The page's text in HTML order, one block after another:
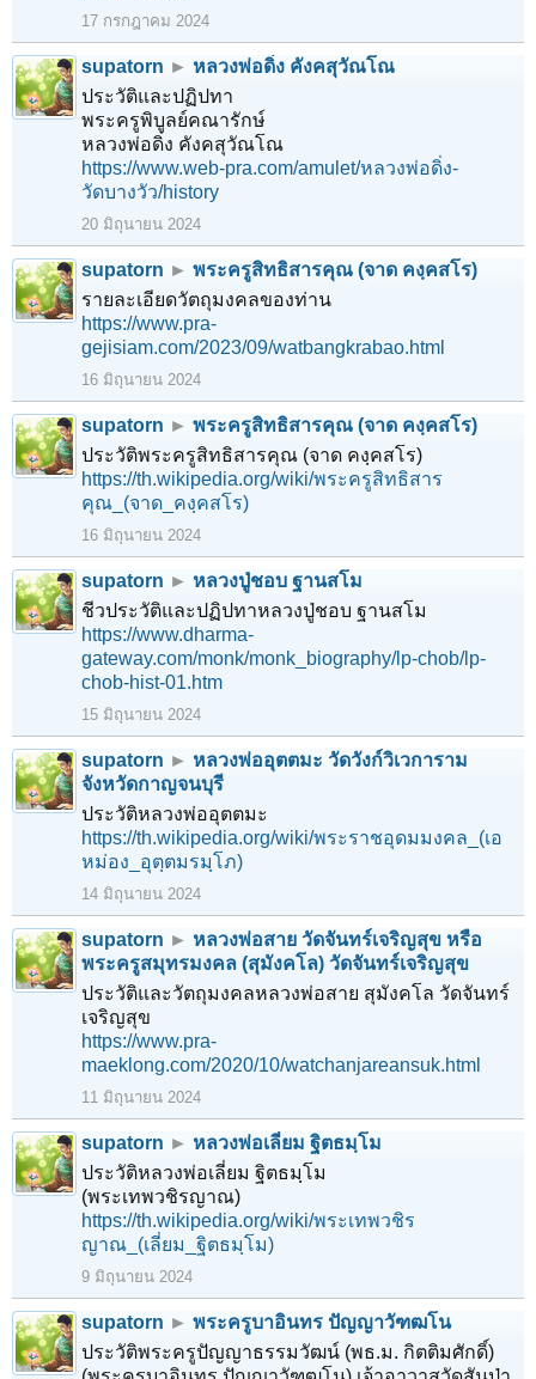
17 กรกฎาคม 2024
supatorn ► หลวงพ่อดิ่ง คังคสุวัณโณ
ประวัติและปฏิปทา
พระครูพิบูลย์คณารักษ์
หลวงพ่อดิ่ง คังคสุวัณโณ
https://www.web-pra.com/amulet/หลวงพ่อดิ่ง-
วัดบางวัว/history
20 มิถุนายน 2024
supatorn ► พระครูสิทธิสารคุณ (จาด คงฺคสโร)
รายละเอียดวัตถุมงคลของท่าน
https://www.pra-
gejisiam.com/2023/09/watbangkrabao.html
16 มิถุนายน 2024
supatorn ► พระครูสิทธิสารคุณ (จาด คงฺคสโร)
ประวัติพระครูสิทธิสารคุณ (จาด คงฺคสโร)
https://th.wikipedia.org/wiki/พระครูสิทธิสาร
คุณ_(จาด_คงฺคสโร)
16 มิถุนายน 2024
supatorn ► หลวงปู่ชอบ ฐานสโม
ชีวประวัติและปฏิปทาหลวงปู่ชอบ ฐานสโม
https://www.dharma-
gateway.com/monk/monk_biography/lp-chob/lp-
chob-hist-01.htm
15 มิถุนายน 2024
supatorn ► หลวงพ่ออุตตมะ วัดวังก์วิเวการาม
จังหวัดกาญจนบุรี
ประวัติหลวงพ่ออุตตมะ
https://th.wikipedia.org/wiki/พระราชอุดมมงคล_(เอ
หม่อง_อุตฺตมรมฺโภ)
14 มิถุนายน 2024
supatorn ► หลวงพ่อสาย วัดจันทร์เจริญสุข หรือ
พระครูสมุทรมงคล (สุมังคโล) วัดจันทร์เจริญสุข
ประวัติและวัตถุมงคลหลวงพ่อสาย สุมังคโล วัดจันทร์
เจริญสุข
https://www.pra-
maeklong.com/2020/10/watchanjareansuk.html
11 มิถุนายน 2024
supatorn ► หลวงพ่อเลี่ยม ฐิตธมฺโม
ประวัติหลวงพ่อเลี่ยม ฐิตธมฺโม
(พระเทพวชิรญาณ)
https://th.wikipedia.org/wiki/พระเทพวชิร
ญาณ_(เลี่ยม_ฐิตธมฺโม)
9 มิถุนายน 2024
supatorn ► พระครูบาอินทร ปัญญาวัฑฒโน
ประวัติพระครูปัญญาธรรมวัฒน์ (พธ.ม. กิตติมศักดิ์)